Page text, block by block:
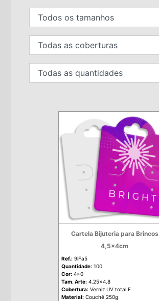
Cartela Bijuteria para Brincos
4,5x4cm
Ref.: 9iFa5
Quantidade: 100
Cor: 4x0
Tam. Arte: 4.25x4.8
Cobertura: Verniz UV total F
Material: Couchê 250g